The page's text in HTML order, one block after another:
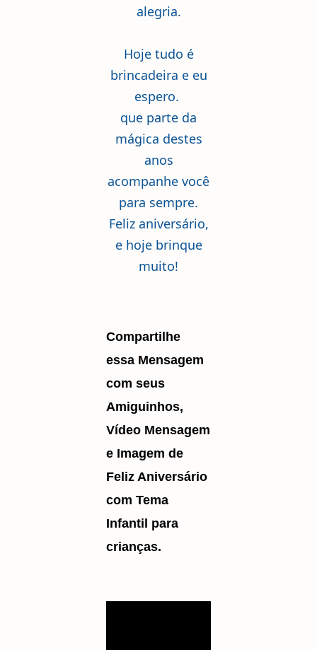
alegria.
Hoje tudo é
brincadeira e eu
espero.
que parte da
mágica destes
anos
acompanhe você
para sempre.
Feliz aniversário,
e hoje brinque
muito!
Compartilhe
essa Mensagem
com seus
Amiguinhos,
Vídeo Mensagem
e Imagem de
Feliz Aniversário
com Tema
Infantil para
crianças.